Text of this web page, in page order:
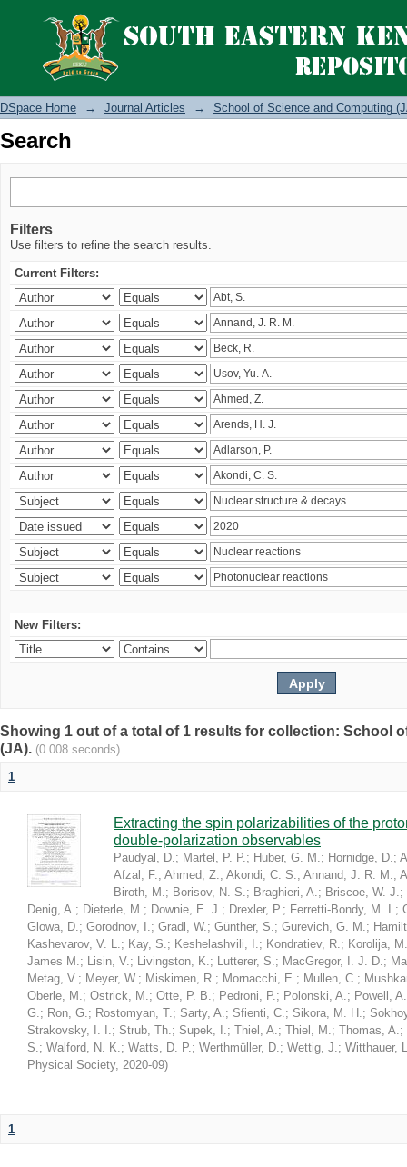
Search
DSpace Home → Journal Articles → School of Science and Computing
Search
Filters
Use filters to refine the search results.
Current Filters:
New Filters:
Showing 1 out of a total of 1 results for collection: School
(JA). (0.008 seconds)
1
Extracting the spin polarizabilities of the
double-polarization observables
Paudyal, D.; Martel, P. P.; Huber, G. M.; Hornidge, D.;
Afzal, F.; Ahmed, Z.; Akondi, C. S.; Annand, J. R. M.;
Biroth, M.; Borisov, N. S.; Braghieri, A.; Briscoe, W. J.;
Denig, A.; Dieterle, M.; Downie, E. J.; Drexler, P.; Ferretti-Bondy, M. I.;
Glowa, D.; Gorodnov, I.; Gradl, W.; Günther, S.; Gurevich, G. M.;
Kashevarov, V. L.; Kay, S.; Keshelashvili, I.; Kondratiev, R.; Korolija, M.
James M.; Lisin, V.; Livingston, K.; Lutterer, S.; MacGregor, I. J. D.;
Metag, V.; Meyer, W.; Miskimen, R.; Mornacchi, E.; Mullen, C.;
Oberle, M.; Ostrick, M.; Otte, P. B.; Pedroni, P.; Polonski, A.; Powell, A.
G.; Ron, G.; Rostomyan, T.; Sarty, A.; Sfienti, C.; Sikora, M. H.;
Strakovsky, I. I.; Strub, Th.; Supek, I.; Thiel, A.; Thiel, M.; Thomas, A.;
S.; Walford, N. K.; Watts, D. P.; Werthmüller, D.; Wettig, J.; Witthauer,
Physical Society, 2020-09)
1